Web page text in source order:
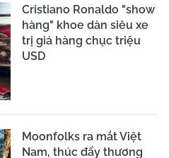
Cristiano Ronaldo "show
hàng" khoe dàn siêu xe
trị giá hàng chục triệu
USD
Moonfolks ra mắt Việt
Nam, thúc đẩy thương